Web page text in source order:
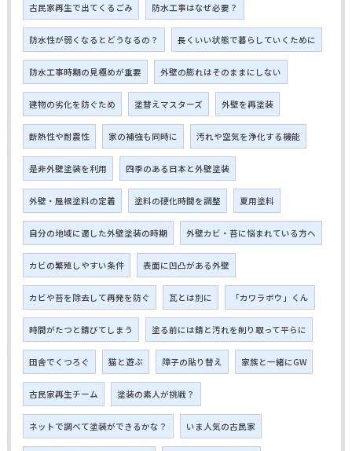
古民家再生で出てくるごみ 防水工事はなぜ必要？
防水性が弱くなるとどうなるの？ 長くいい状態で暮らしていくために
防水工事時期の見極めが重要 外壁の膨れはそのままにしない
建物の劣化を防ぐため 塗替えマスターズ 外壁を再塗装
断熱性や耐震性 家の補強も同時に 汚れや空気を浄化する機能
是非外壁塗装を利用 四季のある日本と外壁塗装
外壁・屋根塗料の定着 塗料の硬化時間を調整 夏用塗料
自分の地域に適した外壁塗装の時期 外壁カビ・苔に悩まれている方へ
カビの繁殖しやすい条件 表面に凹凸がある外壁
カビや苔を除去して再発を防ぐ 瓦とは別に 「カワラボウ」くん
時間がたつと錆びてしまう 塗る前には錆と汚れを削り取って平らに
田舎でくつろぐ 猫と遊ぶ 障子の貼り替え 家族と一緒にGW
古民家再生チーム 塗装の素人が挑戦？
ネットで調べて塗装ができるかな？ いま人気の古民家